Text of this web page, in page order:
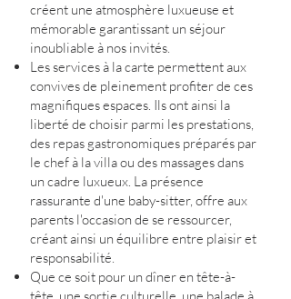
créent une atmosphère luxueuse et
mémorable garantissant un séjour
inoubliable à nos invités.
Les services à la carte permettent aux
convives de pleinement profiter de ces
magnifiques espaces. Ils ont ainsi la
liberté de choisir parmi les prestations,
des repas gastronomiques préparés par
le chef à la villa ou des massages dans
un cadre luxueux. La présence
rassurante d'une baby-sitter, offre aux
parents l'occasion de se ressourcer,
créant ainsi un équilibre entre plaisir et
responsabilité.
Que ce soit pour un dîner en tête-à-